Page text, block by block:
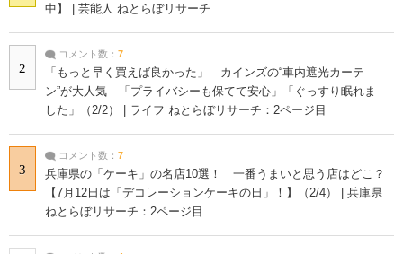
中】 | 芸能人 ねとらぼリサーチ
2
コメント数： 7
「もっと早く買えば良かった」 カインズの“車内遮光カーテ
ン”が大人気 「プライバシーも保てて安心」「ぐっすり眠れま
した」（2/2） | ライフ ねとらぼリサーチ：2ページ目
3
コメント数： 7
兵庫県の「ケーキ」の名店10選！ 一番うまいと思う店はどこ？
【7月12日は「デコレーションケーキの日」！】（2/4） | 兵庫県
ねとらぼリサーチ：2ページ目